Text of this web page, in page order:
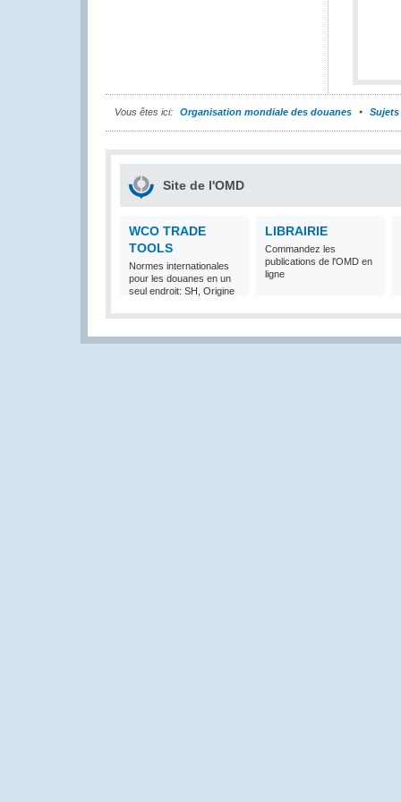
Vous êtes ici: Organisation mondiale des douanes Sujets
Site de l'OMD
WCO TRADE
TOOLS
Normes internationales
pour les douanes en un
seul endroit: SH, Origine
LIBRAIRIE
Commandez les
publications de l'OMD en
ligne